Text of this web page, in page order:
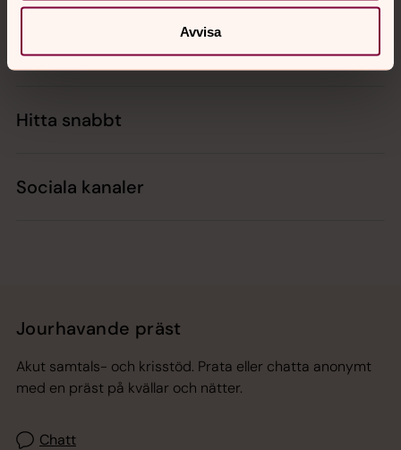
Avvisa
Kalender
Hitta snabbt
Sociala kanaler
Jourhavande präst
Akut samtals- och krisstöd. Prata eller chatta anonymt
med en präst på kvällar och nätter.
Chatt